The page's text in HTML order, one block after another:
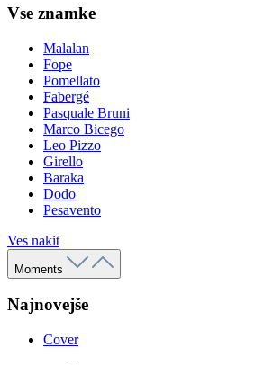
Vse znamke
Malalan
Fope
Pomellato
Fabergé
Pasquale Bruni
Marco Bicego
Leo Pizzo
Girello
Baraka
Dodo
Pesavento
Ves nakit
Moments
Najnovejše
Cover